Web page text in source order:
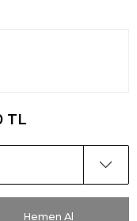
TL
Hemen Al